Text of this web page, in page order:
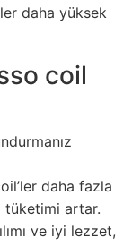
daha yüksek
coil
daha fazla
tüketimi artar.
ve iyi lezzet,